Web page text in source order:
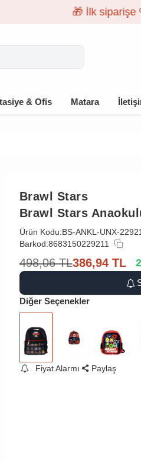
& Ofis Matara
Brawl Stars
Brawl Stars
Ürün Kodu:BS-ANKL-UNX-
Barkod:8683150229211
498,06 TL386,94 TL
Diğer Seçenekler
Fiyat Alarmı Paylaş